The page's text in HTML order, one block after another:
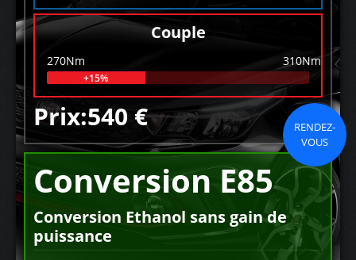
Couple
270Nm 310Nm
+15%
Prix:540 €
RENDEZ-
VOUS
Conversion E85
Conversion Ethanol sans gain de
puissance